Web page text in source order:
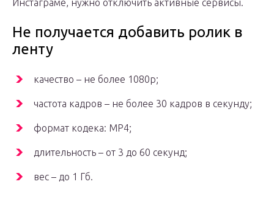
Инстаграме, нужно отключить активные сервисы.
Не получается добавить ролик в
ленту
качество – не более 1080p;
частота кадров – не более 30 кадров в секунду;
формат кодека: MP4;
длительность – от 3 до 60 секунд;
вес – до 1 Гб.